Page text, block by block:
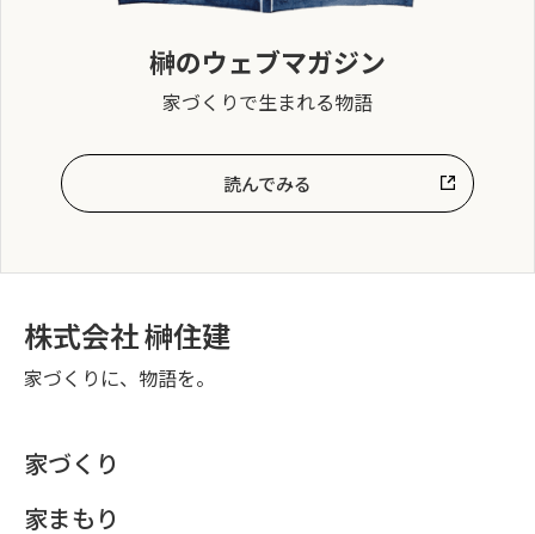
榊のウェブマガジン
家づくりで生まれる物語
読んでみる
株式会社 榊住建
家づくりに、物語を。
家づくり
家まもり